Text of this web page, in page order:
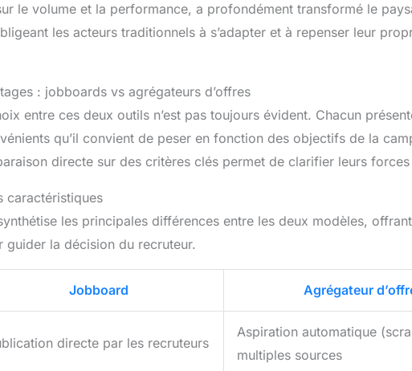
le volume et la performance, a profondément transformé le
les acteurs traditionnels à s’adapter et à repenser leur
: jobboards vs agrégateurs d’offres
entre ces deux outils n’est pas toujours évident. Chacun
qu’il convient de peser en fonction des objectifs de la
directe sur des critères clés permet de clarifier leurs
caractéristiques
les principales différences entre les deux modèles,
guider la décision du recruteur.
Jobboard Agrégateur
directe par les recruteurs
Aspiration automatique
multiples sources